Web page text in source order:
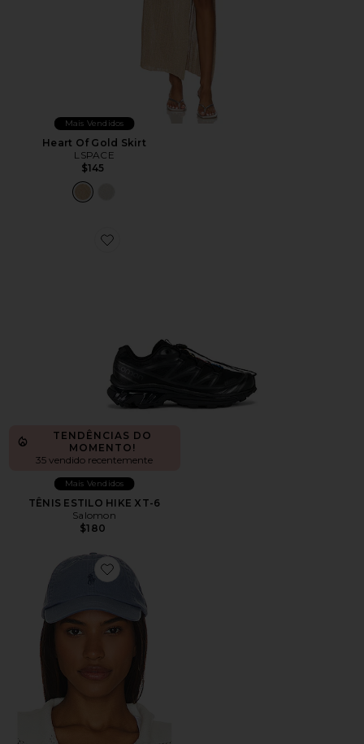
Mais Vendidos
Heart Of Gold Skirt
LSPACE
$145
Favorite TÊNIS ESTILO HIKE XT-6
TENDÊNCIAS DO
MOMENTO!
35 vendido recentemente
Mais Vendidos
TÊNIS ESTILO HIKE XT-6
Salomon
$180
Favorite Chino Cap